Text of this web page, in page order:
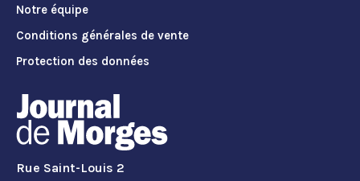
Notre équipe
Conditions générales de vente
Protection des données
Rue Saint-Louis 2